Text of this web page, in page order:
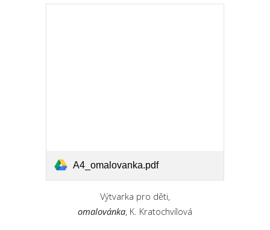
A4_omalovanka.pdf
Výtvarka pro děti,
omalovánka, K. Kratochvílová